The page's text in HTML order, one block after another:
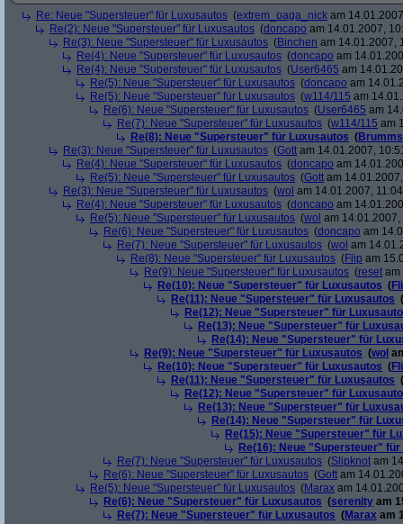
Re: Neue "Supersteuer" für Luxusautos (extrem_oaga_nick am
Re(2): Neue "Supersteuer" für Luxusautos (doncapo am 14.01.2007,
Re(3): Neue "Supersteuer" für Luxusautos (Binchen am 14.01.2007,
Re(4): Neue "Supersteuer" für Luxusautos (doncapo am
Re(4): Neue "Supersteuer" für Luxusautos (User6465 am
Re(5): Neue "Supersteuer" für Luxusautos (doncapo am
Re(5): Neue "Supersteuer" für Luxusautos (w114/115 am
Re(6): Neue "Supersteuer" für Luxusautos (User6465 am
Re(7): Neue "Supersteuer" für Luxusautos (w114/115 am
Re(8): Neue "Supersteuer" für Luxusautos (
Re(3): Neue "Supersteuer" für Luxusautos (Gott am 14.01.2007,
Re(4): Neue "Supersteuer" für Luxusautos (doncapo am
Re(5): Neue "Supersteuer" für Luxusautos (Gott am
Re(3): Neue "Supersteuer" für Luxusautos (wol am 14.01.2007,
Re(4): Neue "Supersteuer" für Luxusautos (doncapo am
Re(5): Neue "Supersteuer" für Luxusautos (wol am 14.01.2007,
Re(6): Neue "Supersteuer" für Luxusautos (doncapo am
Re(7): Neue "Supersteuer" für Luxusautos (wol am
Re(8): Neue "Supersteuer" für Luxusautos (Flip am
Re(9): Neue "Supersteuer" für Luxusautos (reset am
Re(10): Neue "Supersteuer" für Luxusautos (
Re(11): Neue "Supersteuer" für Luxusautos (
Re(12): Neue "Supersteuer" für
Re(13): Neue "Supersteuer" für
Re(14): Neue "Supersteuer" für
Re(9): Neue "Supersteuer" für Luxusautos (wol
Re(10): Neue "Supersteuer" für Luxusautos (
Re(11): Neue "Supersteuer" für Luxusautos (
Re(12): Neue "Supersteuer" für
Re(13): Neue "Supersteuer" für
Re(14): Neue "Supersteuer" für
Re(15): Neue "Supersteuer" für
Re(16): Neue "Supersteuer"
Re(7): Neue "Supersteuer" für Luxusautos (Slipknot am
Re(6): Neue "Supersteuer" für Luxusautos (Gott am
Re(5): Neue "Supersteuer" für Luxusautos (Marax am
Re(6): Neue "Supersteuer" für Luxusautos (serenity am
Re(7): Neue "Supersteuer" für Luxusautos (Marax am